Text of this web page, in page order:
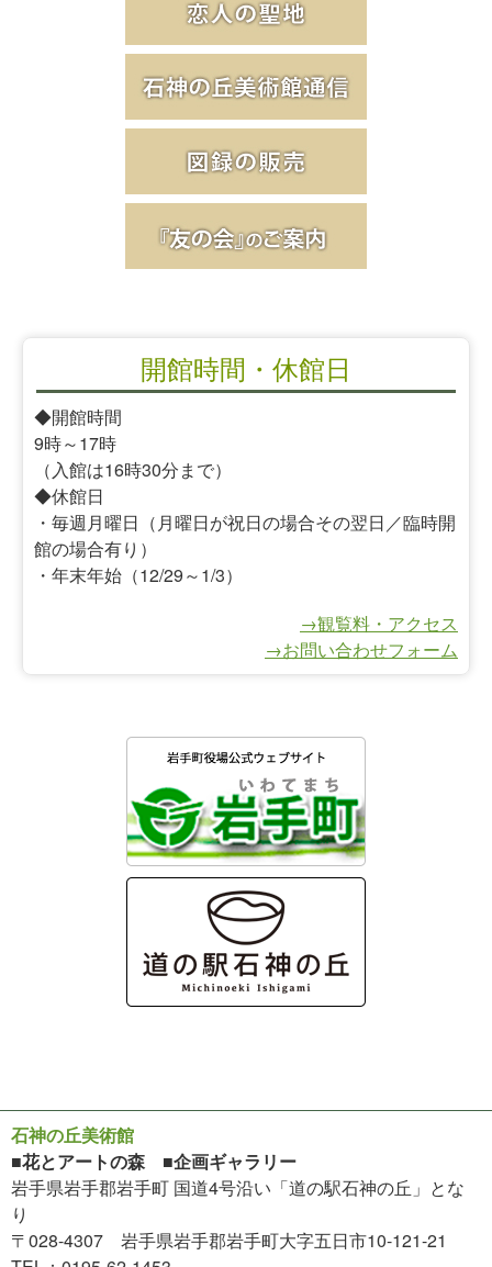
開館時間・休館日
◆開館時間
9時～17時
（入館は16時30分まで）
◆休館日
・毎週月曜日（月曜日が祝日の場合その翌日／臨時開
館の場合有り）
・年末年始（12/29～1/3）
→観覧料・アクセス
→お問い合わせフォーム
石神の丘美術館
■花とアートの森 ■企画ギャラリー
岩手県岩手郡岩手町 国道4号沿い「道の駅石神の丘」とな
り
〒028-4307 岩手県岩手郡岩手町大字五日市10-121-21